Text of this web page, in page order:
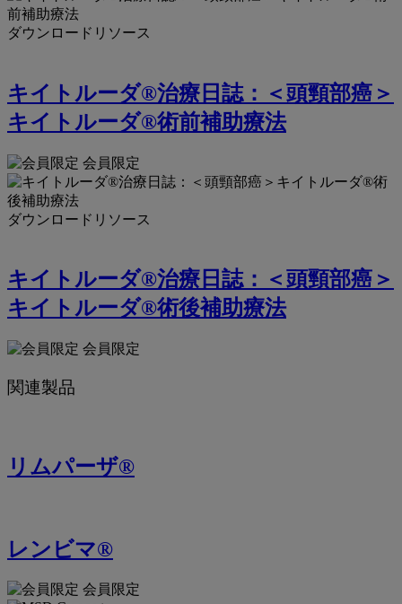
ダウンロードリソース
キイトルーダ®治療日誌：＜頭頸部癌＞
キイトルーダ®術前補助療法
会員限定
ダウンロードリソース
キイトルーダ®治療日誌：＜頭頸部癌＞
キイトルーダ®術後補助療法
会員限定
関連製品
リムパーザ®
レンビマ®
会員限定